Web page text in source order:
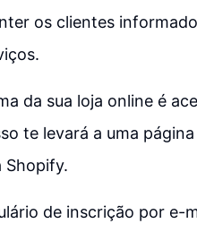
os clientes
da sua loja online é
te levará a uma
Shopify.
de inscrição por e-